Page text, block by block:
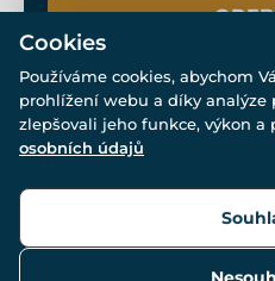
© Všechna práva vyhrazena.
Cookies
Používáme cookies, abychom
prohlížení webu a díky analýze
zlepšovali jeho funkce, výkon a
osobních údajů